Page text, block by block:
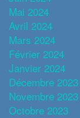
Mai 2024
Avril 2024
Mars 2024
Février 2024
Janvier 2024
Décembre 2023
Novembre 2023
Octobre 2023